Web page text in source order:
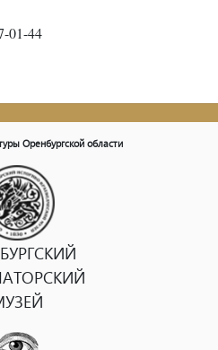
01-44
Оренбургской области